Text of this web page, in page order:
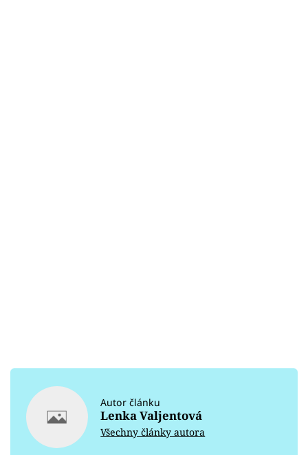
Autor článku
Lenka Valjentová
Všechny články autora